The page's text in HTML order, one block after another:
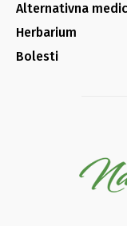
Alternativna
Herbarium
Bolesti